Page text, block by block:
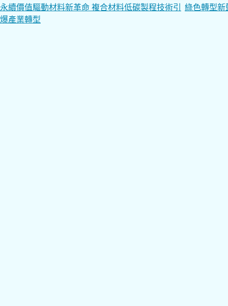
文
章
永續價值驅動材料新革命 複合材料低碳製程技術引
爆產業轉型
綠色轉型